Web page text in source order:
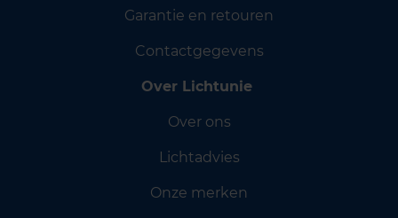
Garantie en retouren
Contactgegevens
Over Lichtunie
Over ons
Lichtadvies
Onze merken